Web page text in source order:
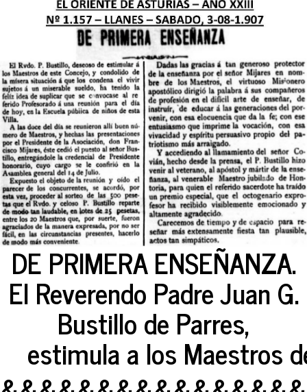
DE PRIMERA ENSEÑANZA.
El Reverendo Padre Juan G.
Bustillo de Parres,
estimula a los Maestros